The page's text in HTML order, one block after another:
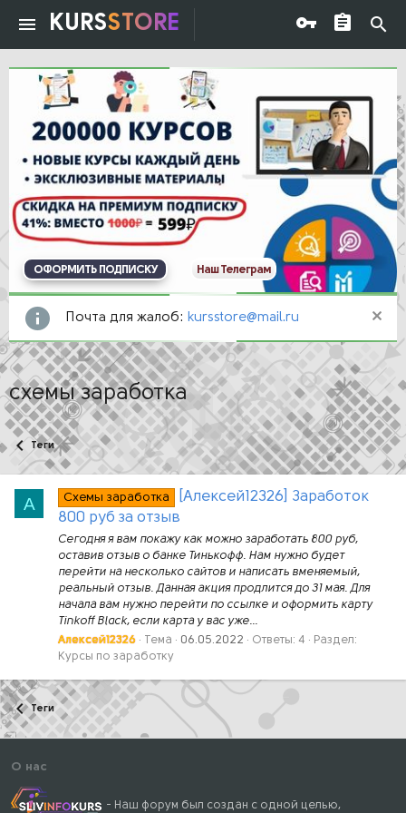
KURSSTORE
ОФОРМИТЬ ПОДПИСКУ Наш Телеграм
Почта для жалоб: kursstore@mail.ru
схемы заработка
Теги
А Схемы заработка
[Алексей12326] Заработок
800 руб за отзыв
Сегодня я вам покажу как можно заработать 800 руб,
оставив отзыв о банке Тинькофф. Нам нужно будет
перейти на несколько сайтов и написать вменяемый,
реальный отзыв. Данная акция продлится до 31 мая. Для
начала вам нужно перейти по ссылке и оформить карту
Tinkoff Black, если карта у вас уже...
Алексей12326
Тема 06.05.2022 Ответы: 4
Раздел:
Курсы по заработку
Теги
О нас
- Наш форум был создан с одной целью,